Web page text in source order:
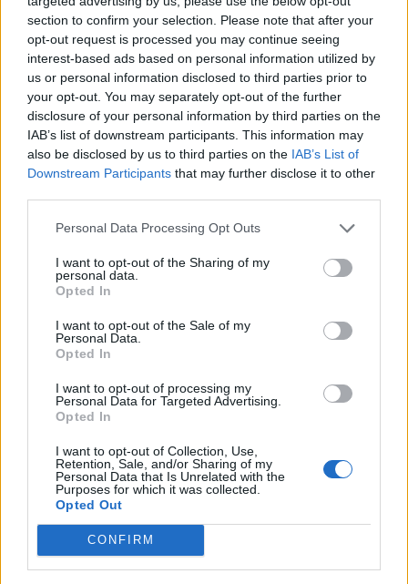
section to confirm your selection. Please note that after your
opt-out request is processed you may continue seeing
interest-based ads based on personal information utilized by
us or personal information disclosed to third parties prior to
your opt-out. You may separately opt-out of the further
disclosure of your personal information by third parties on the
IAB’s list of downstream participants. This information may
also be disclosed by us to third parties on the IAB’s List of
Downstream Participants that may further disclose it to other
Personal Data Processing Opt Outs
I want to opt-out of the Sharing of my
personal data.
Opted In
I want to opt-out of the Sale of my
Personal Data.
Opted In
I want to opt-out of processing my
Personal Data for Targeted Advertising.
Opted In
I want to opt-out of Collection, Use,
Retention, Sale, and/or Sharing of my
Personal Data that Is Unrelated with the
Purposes for which it was collected.
Opted Out
CONFIRM
σύνθημα πρόκρισης ενόψει της ρεβάνς με τη Σλόβαν
στην Μπρατισλάβα
Μπρατισλάβας – Ολυμπιακός
13:39 - 5 Αυγούστου 2022
Αυτός θα διευθύνει τη ρεβάνς του Ολυμπιακού με τη
Σλόβαν στην Μπρατισλάβα
Το αφεντικό της Σλόβαν Μπρατισλάβας
σκέφεται να πουλήσει την ομάδα
17:50 - 4 Αυγούστου 2022
Έχει πληρώσει ακριβά τη συμπεριφορά των
φιλάθλων